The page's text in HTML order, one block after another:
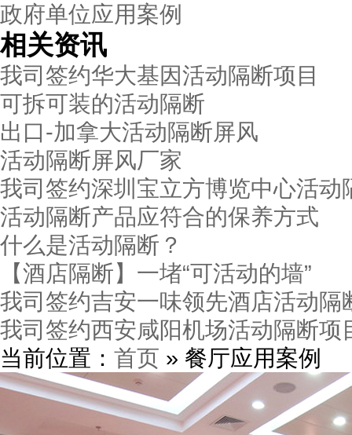
政府单位应用案例
相关资讯
我司签约华大基因活动隔断项目
可拆可装的活动隔断
出口-加拿大活动隔断屏风
活动隔断屏风厂家
我司签约深圳宝立方博览中心活动
活动隔断产品应符合的保养方式
什么是活动隔断？
【酒店隔断】一堵“可活动的墙”
我司签约吉安一味领先酒店活动隔
我司签约西安咸阳机场活动隔断项
当前位置： 首页 » 餐厅应用案例